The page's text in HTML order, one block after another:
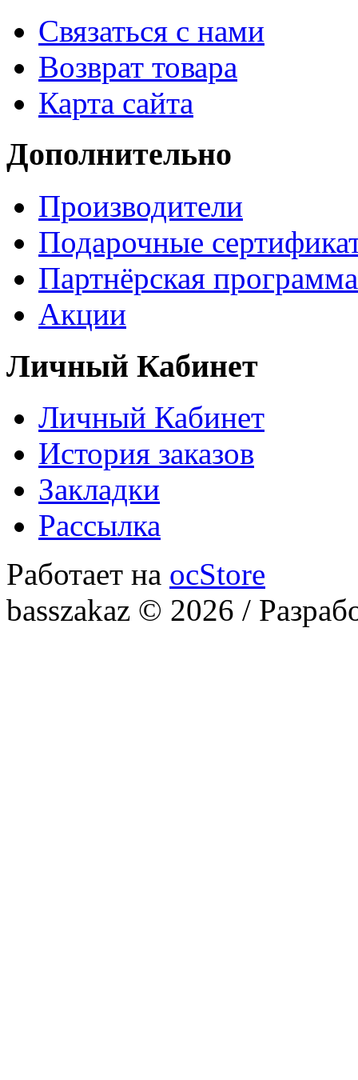
Связаться с нами
Возврат товара
Карта сайта
Дополнительно
Производители
Подарочные
Партнёрская программа
Акции
Личный Кабинет
Личный Кабинет
История заказов
Закладки
Рассылка
Работает на ocStore
basszakaz © 2026 /